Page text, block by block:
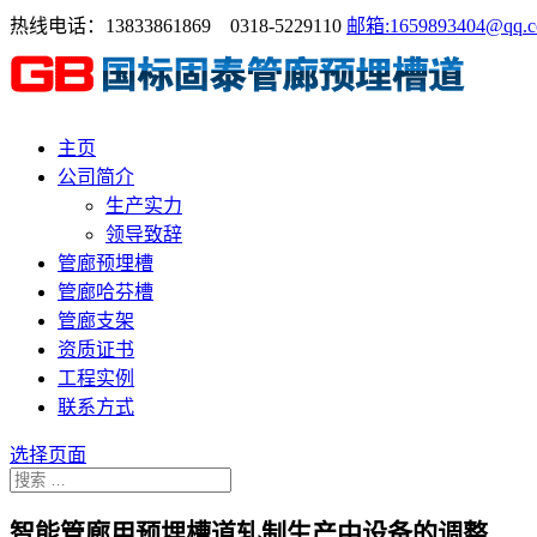
热线电话：13833861869 0318-5229110 邮箱
主页
公司简介
生产实力
领导致辞
管廊预埋槽
管廊哈芬槽
管廊支架
资质证书
工程实例
联系方式
选择页面